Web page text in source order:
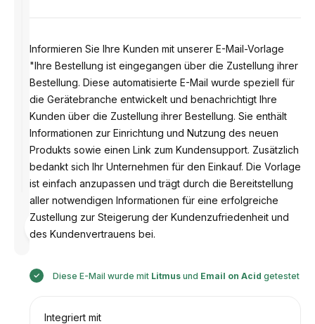
Entworfen
Anastasiia
Informieren Sie Ihre Kunden mit unserer E-Mail-Vorlage
"Ihre Bestellung ist eingegangen über die Zustellung ihrer
Bestellung. Diese automatisierte E-Mail wurde speziell für
die Gerätebranche entwickelt und benachrichtigt Ihre
Kunden über die Zustellung ihrer Bestellung. Sie enthält
Informationen zur Einrichtung und Nutzung des neuen
Produkts sowie einen Link zum Kundensupport. Zusätzlich
bedankt sich Ihr Unternehmen für den Einkauf. Die Vorlage
ist einfach anzupassen und trägt durch die Bereitstellung
aller notwendigen Informationen für eine erfolgreiche
Zustellung zur Steigerung der Kundenzufriedenheit und
des Kundenvertrauens bei.
Diese E-Mail wurde mit Litmusund Email on Acid getestet
Integriert mit